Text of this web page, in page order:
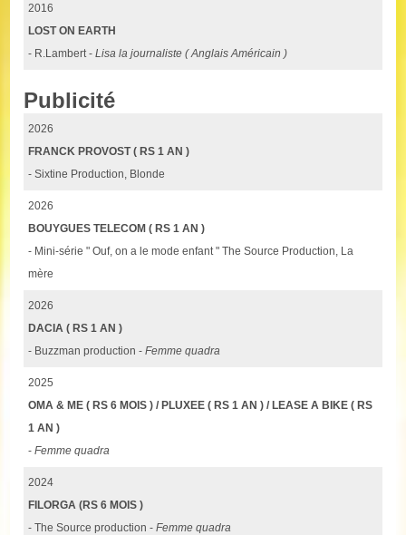
2016
LOST ON EARTH
- R.Lambert -Lisa la journaliste ( Anglais Américain )
Publicité
2026
FRANCK PROVOST ( RS 1 AN )
- Sixtine Production, Blonde
2026
BOUYGUES TELECOM ( RS 1 AN )
- Mini-série " Ouf, on a le mode enfant " The Source Production, La
mère
2026
DACIA ( RS 1 AN )
- Buzzman production -Femme quadra
2025
OMA & ME ( RS 6 MOIS ) / PLUXEE ( RS 1 AN ) / LEASE A BIKE ( RS
1 AN )
-Femme quadra
2024
FILORGA (RS 6 MOIS )
- The Source production -Femme quadra